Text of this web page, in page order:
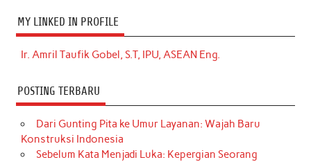
MY LINKED IN PROFILE
Ir. Amril Taufik Gobel, S.T, IPU, ASEAN Eng.
POSTING TERBARU
Dari Gunting Pita ke Umur Layanan: Wajah Baru
Konstruksi Indonesia
Sebelum Kata Menjadi Luka: Kepergian Seorang